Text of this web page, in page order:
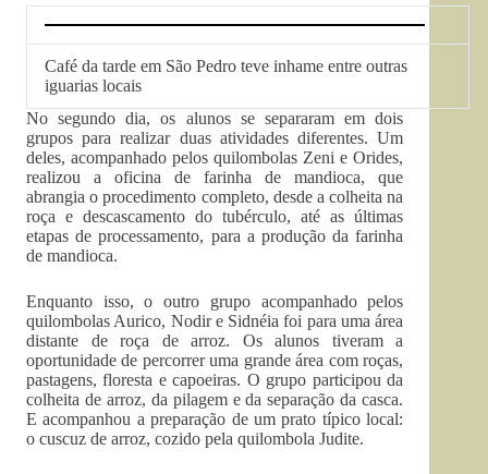
Café da tarde em São Pedro teve inhame entre outras
iguarias locais
No segundo dia, os alunos se separaram em dois
grupos para realizar duas atividades diferentes. Um
deles, acompanhado pelos quilombolas Zeni e Orides,
realizou a oficina de farinha de mandioca, que
abrangia o procedimento completo, desde a colheita na
roça e descascamento do tubérculo, até as últimas
etapas de processamento, para a produção da farinha
de mandioca.
Enquanto isso, o outro grupo acompanhado pelos
quilombolas Aurico, Nodir e Sidnéia foi para uma área
distante de roça de arroz. Os alunos tiveram a
oportunidade de percorrer uma grande área com roças,
pastagens, floresta e capoeiras. O grupo participou da
colheita de arroz, da pilagem e da separação da casca.
E acompanhou a preparação de um prato típico local:
o cuscuz de arroz, cozido pela quilombola Judite.